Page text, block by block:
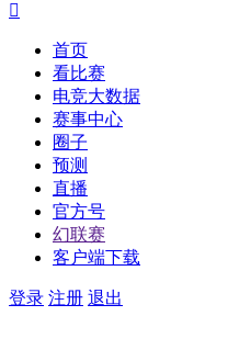

首页
看比赛
电竞大数据
赛事中心
圈子
预测
直播
官方号
幻联赛
客户端下载
登录 注册 退出